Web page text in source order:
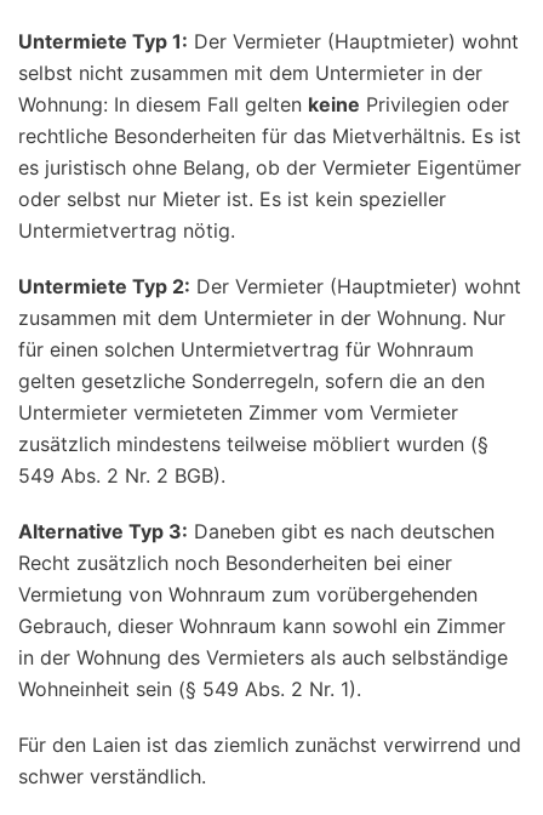
Untermiete Typ 1: Der Vermieter (Hauptmieter) wohnt
selbst nicht zusammen mit dem Untermieter in der
Wohnung: In diesem Fall gelten keine Privilegien oder
rechtliche Besonderheiten für das Mietverhältnis. Es ist
es juristisch ohne Belang, ob der Vermieter Eigentümer
oder selbst nur Mieter ist. Es ist kein spezieller
Untermietvertrag nötig.
Untermiete Typ 2: Der Vermieter (Hauptmieter) wohnt
zusammen mit dem Untermieter in der Wohnung. Nur
für einen solchen Untermietvertrag für Wohnraum
gelten gesetzliche Sonderregeln, sofern die an den
Untermieter vermieteten Zimmer vom Vermieter
zusätzlich mindestens teilweise möbliert wurden (§
549 Abs. 2 Nr. 2 BGB).
Alternative Typ 3: Daneben gibt es nach deutschen
Recht zusätzlich noch Besonderheiten bei einer
Vermietung von Wohnraum zum vorübergehenden
Gebrauch, dieser Wohnraum kann sowohl ein Zimmer
in der Wohnung des Vermieters als auch selbständige
Wohneinheit sein (§ 549 Abs. 2 Nr. 1).
Für den Laien ist das ziemlich zunächst verwirrend und
schwer verständlich.